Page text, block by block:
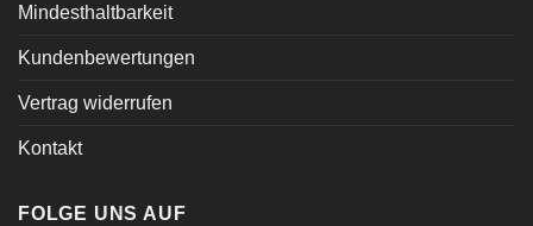
Mindesthaltbarkeit
Kundenbewertungen
Vertrag widerrufen
Kontakt
FOLGE UNS AUF